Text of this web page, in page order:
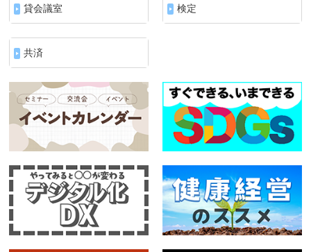
貸会議室 検定
共済